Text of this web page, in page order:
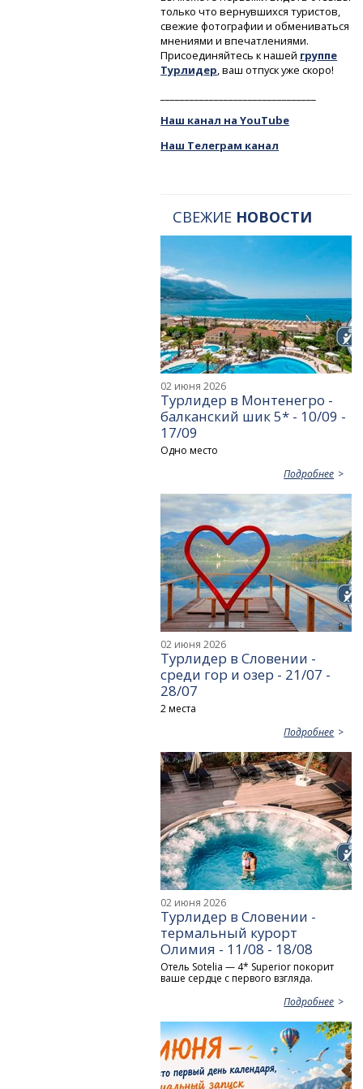
только что вернувшихся туристов,
свежие фотографии и обмениваться
мнениями и впечатлениями.
Присоединяйтесь к нашей группе
Турлидер, ваш отпуск уже скоро!
Наш канал на YouTube
Наш Телеграм канал
СВЕЖИЕ НОВОСТИ
02 июня 2026
Турлидер в Монтенегро -
балканский шик 5* - 10/09 -
17/09
Одно место
Подробнее
02 июня 2026
Турлидер в Словении -
среди гор и озер - 21/07 -
28/07
2 места
Подробнее
02 июня 2026
Турлидер в Словении -
термальный курорт
Олимия - 11/08 - 18/08
Отель Sotelia — 4* Superior покорит
ваше сердце с первого взгляда.
Подробнее